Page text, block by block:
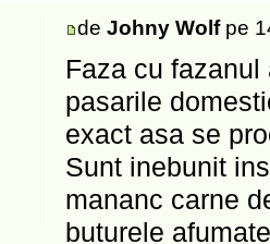
deJohny Wolfpe
Faza cu
pasarile
exact asa se
Sunt inebunit
mananc carne
buturele